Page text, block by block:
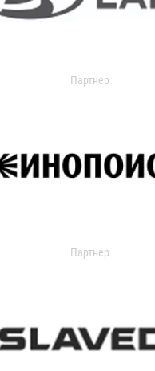
Партнер
Партнер